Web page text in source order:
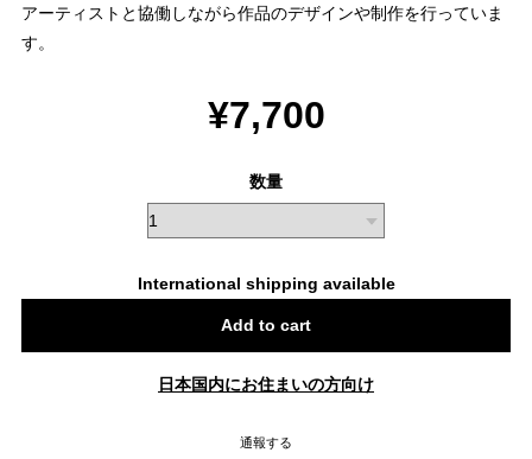
アーティストと協働しながら作品のデザインや制作を行っていま
す。
¥7,700
数量
International shipping available
Add to cart
日本国内にお住まいの方向け
通報する